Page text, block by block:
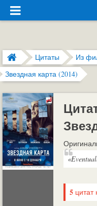
Цитаты
Из
Звездная карта (2014)
5 цитат